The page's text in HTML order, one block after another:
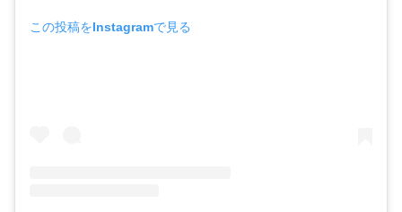
この投稿をInstagramで見る